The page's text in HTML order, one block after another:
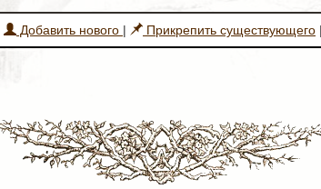
Добавить нового | Прикрепить существующего |